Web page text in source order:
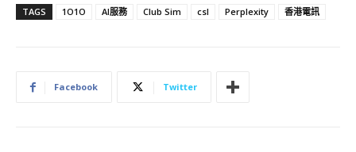
TAGS 1O1O AI服務 Club Sim csl Perplexity 香港電訊
Facebook Twitter